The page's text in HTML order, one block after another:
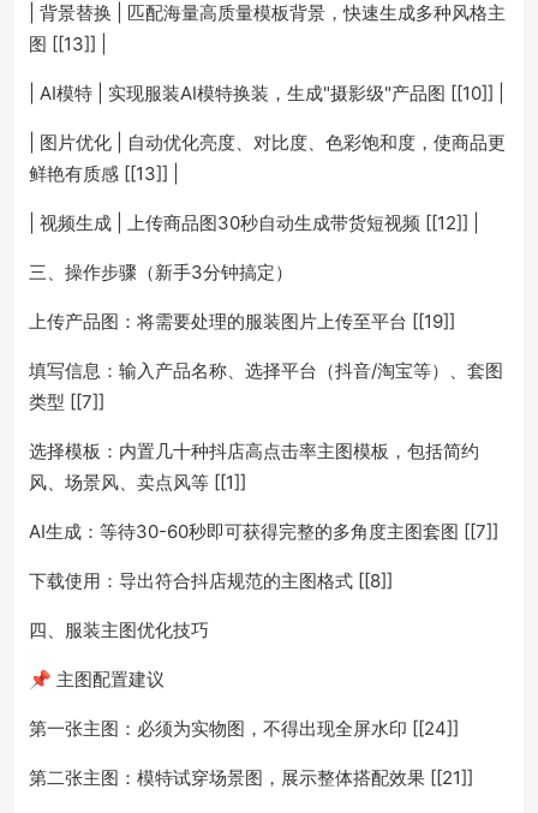
| 背景替换 | 匹配海量高质量模板背景，快速生成多种风格主
图 [[13]] |
| AI模特 | 实现服装AI模特换装，生成"摄影级"产品图 [[10]] |
| 图片优化 | 自动优化亮度、对比度、色彩饱和度，使商品更
鲜艳有质感 [[13]] |
| 视频生成 | 上传商品图30秒自动生成带货短视频 [[12]] |
三、操作步骤（新手3分钟搞定）
上传产品图：将需要处理的服装图片上传至平台 [[19]]
填写信息：输入产品名称、选择平台（抖音/淘宝等）、套图
类型 [[7]]
选择模板：内置几十种抖店高点击率主图模板，包括简约
风、场景风、卖点风等 [[1]]
AI生成：等待30-60秒即可获得完整的多角度主图套图 [[7]]
下载使用：导出符合抖店规范的主图格式 [[8]]
四、服装主图优化技巧
📌 主图配置建议
第一张主图：必须为实物图，不得出现全屏水印 [[24]]
第二张主图：模特试穿场景图，展示整体搭配效果 [[21]]